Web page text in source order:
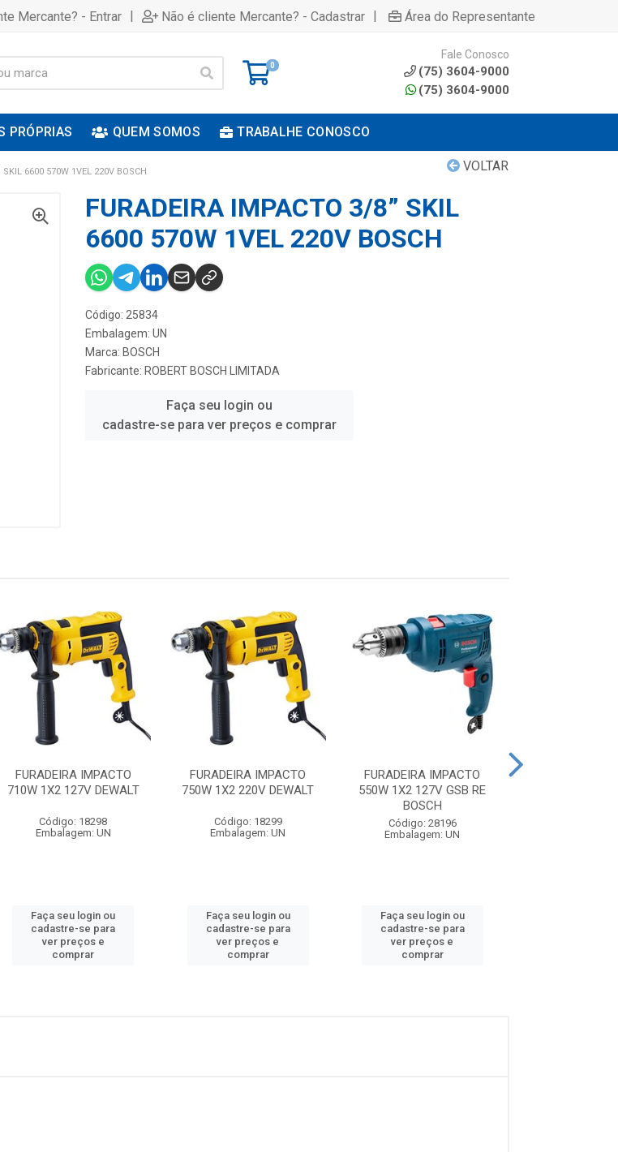
Mercante? - Entrar | Não é cliente Mercante? - Cadastrar | Área do Representante
0
Fale Conosco
(75) 3604-9000
(75) 3604-9000
PRÓPRIAS QUEM SOMOS TRABALHE CONOSCO
VOLTAR
6600 570W 1VEL 220V BOSCH
FURADEIRA IMPACTO 3/8” SKIL
6600 570W 1VEL 220V BOSCH
Código: 25834
Embalagem: UN
Marca: BOSCH
Fabricante: ROBERT BOSCH LIMITADA
Faça seu login ou
cadastre-se para ver preços e comprar
FURADEIRA IMPACTO
710W 1X2 127V DEWALT
Código: 18298
Embalagem: UN
Faça seu login ou
cadastre-se para
ver preços e
comprar
FURADEIRA IMPACTO
750W 1X2 220V DEWALT
Código: 18299
Embalagem: UN
Faça seu login ou
cadastre-se para
ver preços e
comprar
FURADEIRA IMPACTO
550W 1X2 127V GSB RE
BOSCH
Código: 28196
Embalagem: UN
Faça seu login ou
cadastre-se para
ver preços e
comprar